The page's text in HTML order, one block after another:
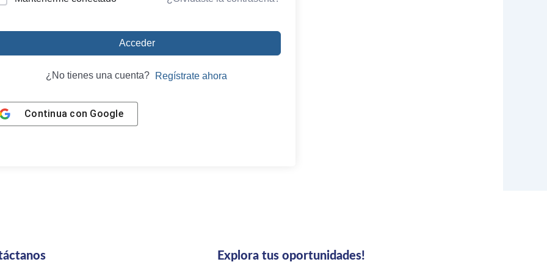
Acceder
¿No tienes una cuenta? Regístrate ahora
Continua con Google
Explora tus oportunidades!